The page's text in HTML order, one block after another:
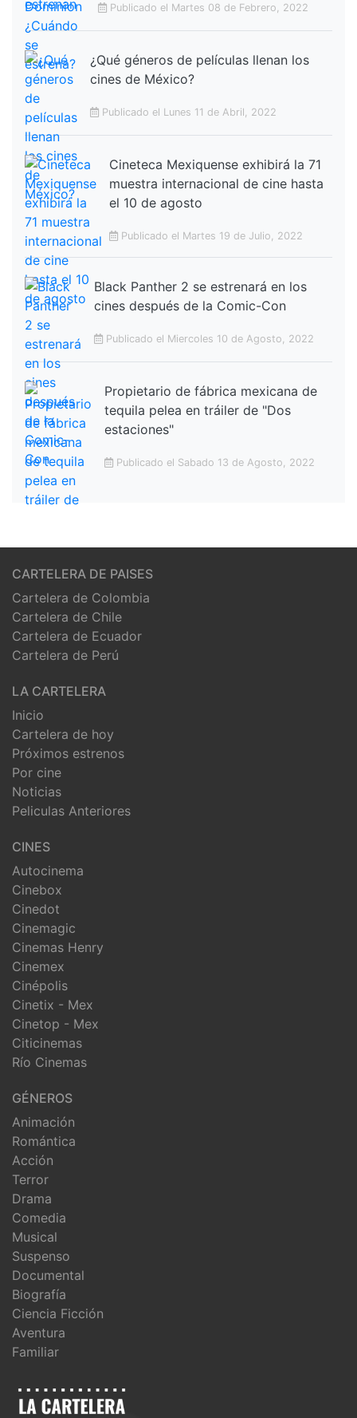
Publicado el Martes 08 de Febrero, 2022
¿Qué géneros de películas llenan los
cines de México?
Publicado el Lunes 11 de Abril, 2022
Cineteca Mexiquense exhibirá la 71
muestra internacional de cine hasta
el 10 de agosto
Publicado el Martes 19 de Julio, 2022
Black Panther 2 se estrenará en los
cines después de la Comic-Con
Publicado el Miercoles 10 de Agosto, 2022
Propietario de fábrica mexicana de
tequila pelea en tráiler de "Dos
estaciones"
Publicado el Sabado 13 de Agosto, 2022
CARTELERA DE PAISES
Cartelera de Colombia
Cartelera de Chile
Cartelera de Ecuador
Cartelera de Perú
LA CARTELERA
Inicio
Cartelera de hoy
Próximos estrenos
Por cine
Noticias
Peliculas Anteriores
CINES
Autocinema
Cinebox
Cinedot
Cinemagic
Cinemas Henry
Cinemex
Cinépolis
Cinetix - Mex
Cinetop - Mex
Citicinemas
Río Cinemas
GÉNEROS
Animación
Romántica
Acción
Terror
Drama
Comedia
Musical
Suspenso
Documental
Biografía
Ciencia Ficción
Aventura
Familiar